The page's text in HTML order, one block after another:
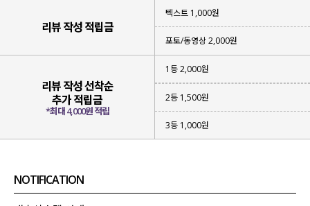
리뷰 작성 적립금
텍스트 1,000원
포토/동영상 2,000원
리뷰 작성 선착순
추가 적립금
*최대 4,000원 적립
1등 2,000원
2등 1,500원
3등 1,000원
NOTIFICATION